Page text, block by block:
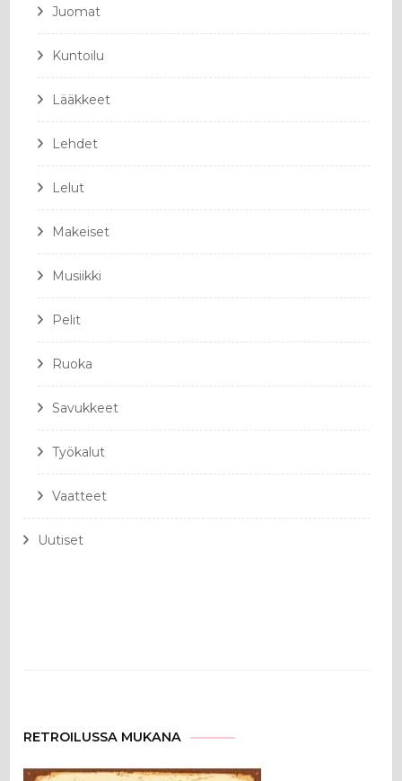
Juomat
Kuntoilu
Lääkkeet
Lehdet
Lelut
Makeiset
Musiikki
Pelit
Ruoka
Savukkeet
Työkalut
Vaatteet
Uutiset
RETROILUSSA MUKANA